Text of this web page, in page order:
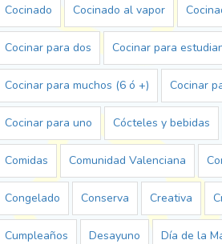
Cocinado Cocinado al vapor
Cocinar para dos Cocinar para
Cocinar para muchos (6 ó +) Cocinar
Cocinar para uno Cócteles y bebidas
Comidas Comunidad Valenciana
Congelado Conserva Creativa
Cumpleaños Desayuno Día de la